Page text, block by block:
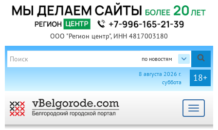
ООО "Регион центр", ИНН 4817003180
по новостям
18+
8 августа 2026 г.
суббота
Toggle